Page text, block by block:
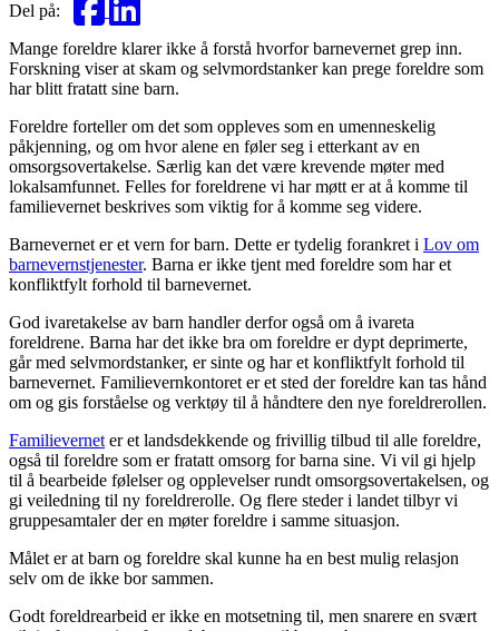
Del på:
Mange foreldre klarer ikke å forstå hvorfor barnevernet grep inn.
Forskning viser at skam og selvmordstanker kan prege foreldre som
har blitt fratatt sine barn.
Foreldre forteller om det som oppleves som en umenneskelig
påkjenning, og om hvor alene en føler seg i etterkant av en
omsorgsovertakelse. Særlig kan det være krevende møter med
lokalsamfunnet. Felles for foreldrene vi har møtt er at å komme til
familievernet beskrives som viktig for å komme seg videre.
Barnevernet er et vern for barn. Dette er tydelig forankret i Lov om
barnevernstjenester. Barna er ikke tjent med foreldre som har et
konfliktfylt forhold til barnevernet.
God ivaretakelse av barn handler derfor også om å ivareta
foreldrene. Barna har det ikke bra om foreldre er dypt deprimerte,
går med selvmordstanker, er sinte og har et konfliktfylt forhold til
barnevernet. Familievernkontoret er et sted der foreldre kan tas hånd
om og gis forståelse og verktøy til å håndtere den nye foreldrerollen.
Familieverneter et landsdekkende og frivillig tilbud til alle foreldre,
også til foreldre som er fratatt omsorg for barna sine. Vi vil gi hjelp
til å bearbeide følelser og opplevelser rundt omsorgsovertakelsen, og
gi veiledning til ny foreldrerolle. Og flere steder i landet tilbyr vi
gruppesamtaler der en møter foreldre i samme situasjon.
Målet er at barn og foreldre skal kunne ha en best mulig relasjon
selv om de ikke bor sammen.
Godt foreldrearbeid er ikke en motsetning til, men snarere en svært